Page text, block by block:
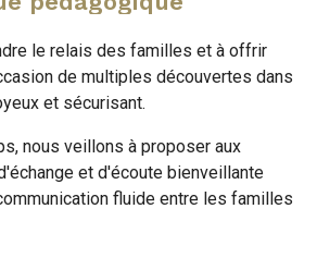
le relais des familles et à offrir
de multiples découvertes dans
et sécurisant.
nous veillons à proposer aux
et d'écoute bienveillante
fluide entre les familles